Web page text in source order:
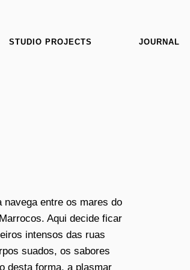
STUDIO PROJECTS JOURNAL
navega entre os mares do
Aqui decide ficar
intensos das ruas
suados, os sabores
desta forma, a plasmar